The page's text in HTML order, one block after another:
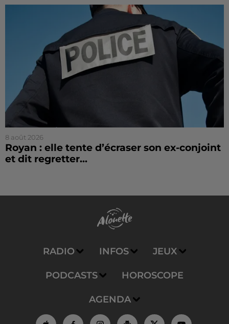
8 août 2026
Royan : elle tente d’écraser son ex-conjoint
et dit regretter...
RADIO INFOS JEUX
PODCASTS HOROSCOPE
AGENDA